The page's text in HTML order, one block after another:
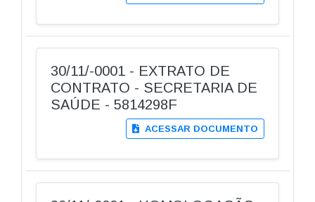
30/11/-0001 - EXTRATO DE
CONTRATO - SECRETARIA DE
SAÚDE - 5814298F
ACESSAR DOCUMENTO